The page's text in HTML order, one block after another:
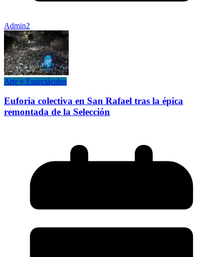
Admin2
Arte y Espectáculos
Euforia colectiva en San Rafael tras la épica
remontada de la Selección